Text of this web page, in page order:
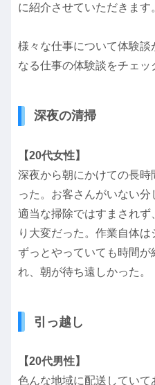
に紹介させていただきます
様々な仕事について体験
なる仕事の体験談をチェッ
深夜の清掃
【20代女性】
深夜から朝にかけての長
った。お客さんがいない分
適当な掃除ではすまされ
り大変だった。作業自体は
ずっとやっていても時間
れ、朝が待ち遠しかった。
引っ越し
【20代男性】
色んな地域に配送してい